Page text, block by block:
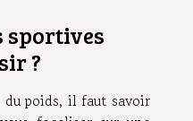
sportives
?
poids, il faut savoir